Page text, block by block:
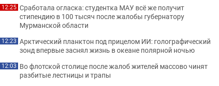
12:25 Сработала огласка: студентка МАУ всё же получит
стипендию в 100 тысяч после жалобы губернатору
Мурманской области
12:23 Арктический планктон под прицелом ИИ: голографический
зонд впервые заснял жизнь в океане полярной ночью
12:03 Во флотской столице после жалоб жителей массово чинят
разбитые лестницы и трапы